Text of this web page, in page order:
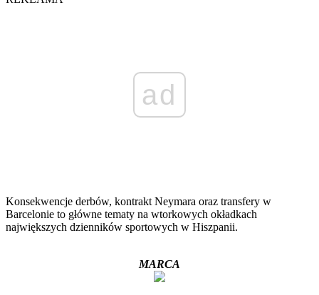
ad
Konsekwencje derbów, kontrakt Neymara oraz transfery w
Barcelonie to główne tematy na wtorkowych okładkach
największych dzienników sportowych w Hiszpanii.
MARCA